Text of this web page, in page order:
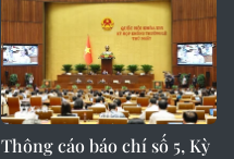
Thông cáo báo chí số 5, Kỳ